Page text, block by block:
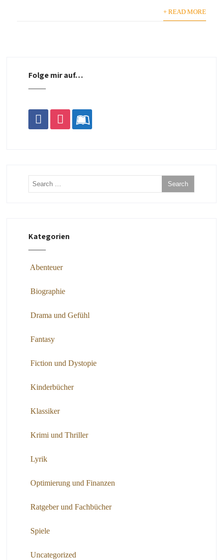
+ READ MORE
Folge mir auf…
facebookinstagramleanpub
Kategorien
Abenteuer
Biographie
Drama und Gefühl
Fantasy
Fiction und Dystopie
Kinderbücher
Klassiker
Krimi und Thriller
Lyrik
Optimierung und Finanzen
Ratgeber und Fachbücher
Spiele
Uncategorized